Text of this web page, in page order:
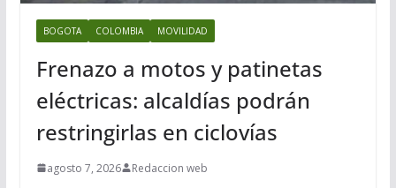
BOGOTA COLOMBIA MOVILIDAD
Frenazo a motos y patinetas
eléctricas: alcaldías podrán
restringirlas en ciclovías
agosto 7, 2026 Redaccion web